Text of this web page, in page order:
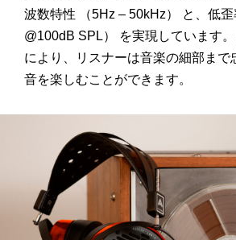
波数特性 （5Hz – 50kHz） と、低
@100dB SPL） を実現しています
により、リスナーは音楽の細部まで
音を楽しむことができます。